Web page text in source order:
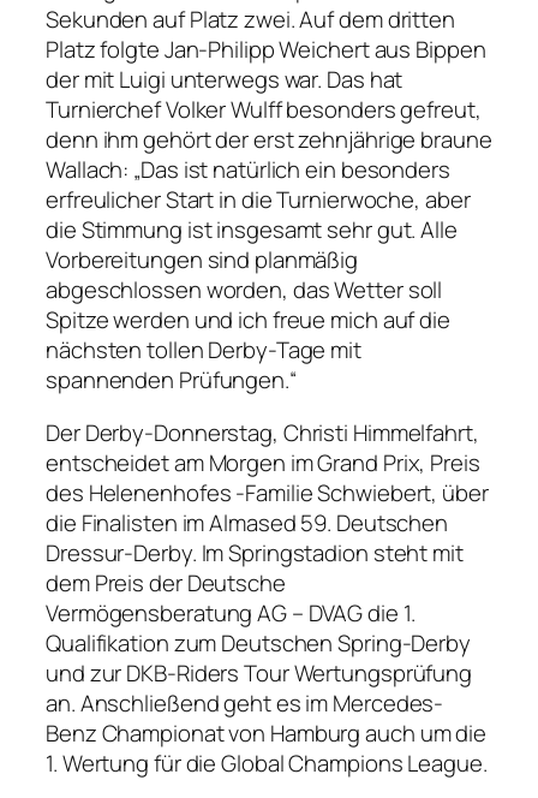
Sekunden auf Platz zwei. Auf dem dritten
Platz folgte Jan-Philipp Weichert aus Bippen
der mit Luigi unterwegs war. Das hat
Turnierchef Volker Wulff besonders gefreut,
denn ihm gehört der erst zehnjährige braune
Wallach: „Das ist natürlich ein besonders
erfreulicher Start in die Turnierwoche, aber
die Stimmung ist insgesamt sehr gut. Alle
Vorbereitungen sind planmäßig
abgeschlossen worden, das Wetter soll
Spitze werden und ich freue mich auf die
nächsten tollen Derby-Tage mit
spannenden Prüfungen.“
Der Derby-Donnerstag, Christi Himmelfahrt,
entscheidet am Morgen im Grand Prix, Preis
des Helenenhofes -Familie Schwiebert, über
die Finalisten im Almased 59. Deutschen
Dressur-Derby. Im Springstadion steht mit
dem Preis der Deutsche
Vermögensberatung AG – DVAG die 1.
Qualifikation zum Deutschen Spring-Derby
und zur DKB-Riders Tour Wertungsprüfung
an. Anschließend geht es im Mercedes-
Benz Championat von Hamburg auch um die
1. Wertung für die Global Champions League.